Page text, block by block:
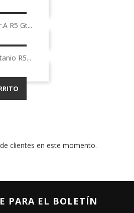
R5 Gt...
R5...
clientes en este momento.
PARA EL BOLETÍN